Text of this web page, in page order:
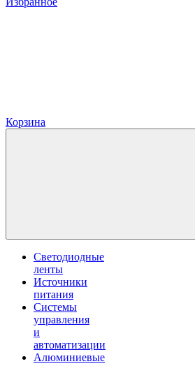
Корзина
Светодиодные
ленты
Источники
питания
Системы
управления
и
автоматизации
Алюминиевые